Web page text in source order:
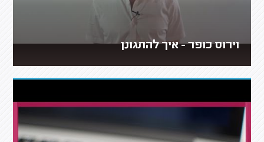
וירוס כופר - איך להתגונן